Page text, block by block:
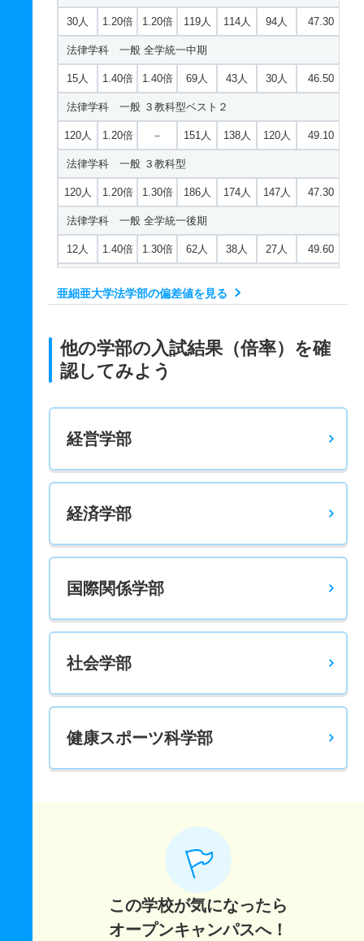
30人 1.20倍 1.20倍 119人 114人 94人 47.30
法律学科 一般 全学統一中期
15人 1.40倍 1.40倍 69人 43人 30人 46.50
法律学科 一般 ３教科型ベスト２
120人 1.20倍 － 151人 138人 120人 49.10
法律学科 一般 ３教科型
120人 1.20倍 1.30倍 186人 174人 147人 47.30
法律学科 一般 全学統一後期
12人 1.40倍 1.30倍 62人 38人 27人 49.60
60人 1.20倍 1.30倍 234人 228人 183人 53.30
60人 1.40倍 1.60倍
法律学科 一般 ニ 後期３教科型
5人 1.50倍 1倍 25人 25人 17人 －
法律学科 推薦 公募推薦
亜細亜大学法学部の偏差値を見る
他の学部の入試結果（倍率）を確
認してみよう
経営学部
経済学部
国際関係学部
社会学部
健康スポーツ科学部
この学校が気になったら
オープンキャンパスへ！